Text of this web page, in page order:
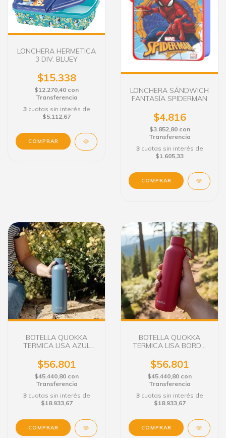
LONCHERA HERMETICA
3 DIV. BLUEY
$15.338
$12.270,40 con
Transferencia
3 cuotas sin interés de
$5.112,67
LONCHERA SÁNDWICH
FANTASÍA SPIDERMAN
$4.816
$3.852,80 con
Transferencia
3 cuotas sin interés de
$1.605,33
BOTELLA QUOKKA
TERMICA LISA AZUL
$56.801
$45.440,80 con
Transferencia
3 cuotas sin interés de
$18.933,67
BOTELLA QUOKKA
TERMICA LISA BORDO
$56.801
$45.440,80 con
Transferencia
3 cuotas sin interés de
$18.933,67